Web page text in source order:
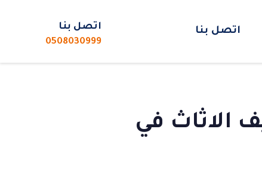
اتصل بنا اتصل بنا
0508030999
الاثاث في